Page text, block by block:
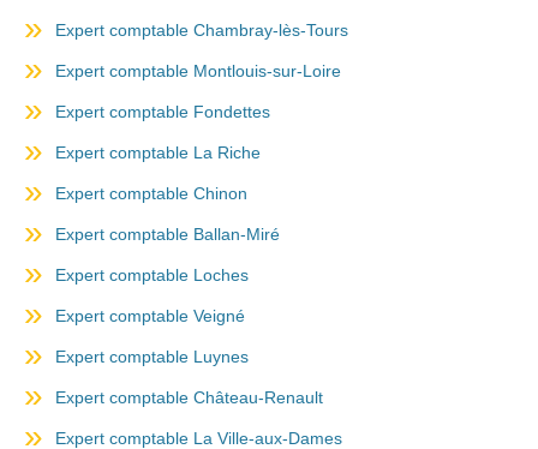
Expert comptable Chambray-lès-Tours
Expert comptable Montlouis-sur-Loire
Expert comptable Fondettes
Expert comptable La Riche
Expert comptable Chinon
Expert comptable Ballan-Miré
Expert comptable Loches
Expert comptable Veigné
Expert comptable Luynes
Expert comptable Château-Renault
Expert comptable La Ville-aux-Dames